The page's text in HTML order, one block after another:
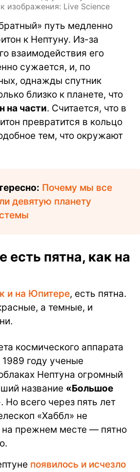
изображения: Live Science
путь медленно
к Нептуну. Из-за
взаимодействия его
сужается, и, по
однажды спутник
близко к планете, что
на части. Считается, что в
превратится в кольцо
тем, что окружают
Почему мы все
девятую планету
есть пятна, как на
и на Юпитере, есть пятна.
а темные, и
космического аппарата
году ученые
Нептуна огромный
название «Большое
. Но всего через пять лет
«Хаббл» не
на прежнем месте — пятно
появилось и исчезло